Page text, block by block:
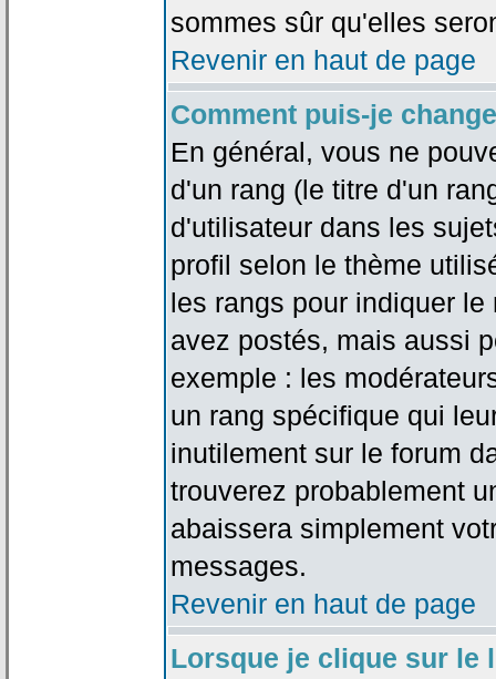
sommes sûr qu'elles
Revenir en haut de page
Comment puis-je
En général, vous ne
d'un rang (le titre d'un
d'utilisateur dans les
profil selon le thème
les rangs pour indiquer
avez postés, mais aussi
exemple : les
un rang spécifique qui
inutilement sur le forum
trouverez probablement
abaissera simplement
messages.
Revenir en haut de page
Lorsque je clique sur le